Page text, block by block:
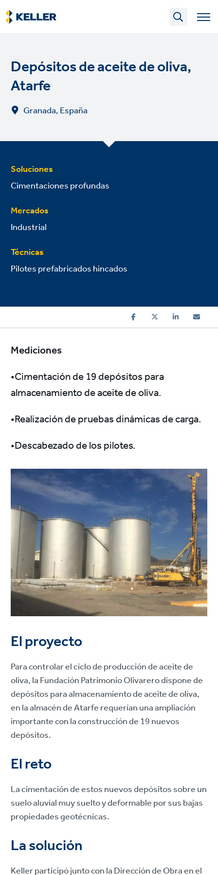
Skip
to
main
Depósitos de aceite de oliva,
Atarfe
Granada, España
Soluciones
Cimentaciones profundas
Mercados
Industrial
Técnicas
Pilotes prefabricados hincados
Mediciones
•Cimentación de 19 depósitos para
almacenamiento de aceite de oliva.
•Realización de pruebas dinámicas de carga.
•Descabezado de los pilotes.
El proyecto
Para controlar el ciclo de producción de aceite de
oliva, la Fundación Patrimonio Olivarero dispone de
depósitos para almacenamiento de aceite de oliva,
en la almacén de Atarfe requerían una ampliación
importante con la construcción de 19 nuevos
depósitos.
El reto
La cimentación de estos nuevos depósitos sobre un
suelo aluvial muy suelto y deformable por sus bajas
propiedades geotécnicas.
La solución
Keller participó junto con la Dirección de Obra en el